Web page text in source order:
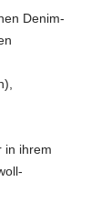
Denim-
in ihrem